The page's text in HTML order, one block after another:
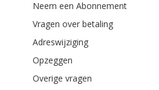
Neem een Abonnement
Vragen over betaling
Adreswijziging
Opzeggen
Overige vragen